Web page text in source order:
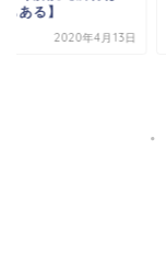
税金がかかる】
2020年5月12日